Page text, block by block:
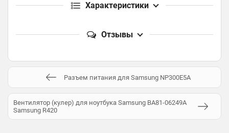
Характеристики
Отзывы
Разъем питания для Samsung NP300E5A
Вентилятор (кулер) для ноутбука Samsung BA81-06249A
Samsung R420